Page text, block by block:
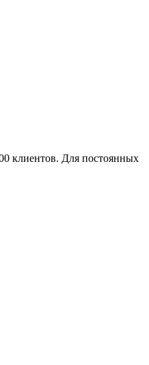
клиентов. Для постоянных